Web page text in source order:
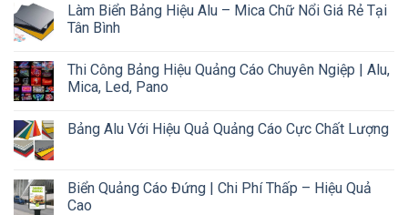
Làm Biển Bảng Hiệu Alu – Mica Chữ Nổi Giá Rẻ Tại
Tân Bình
Thi Công Bảng Hiệu Quảng Cáo Chuyên Ngiệp | Alu,
Mica, Led, Pano
Bảng Alu Với Hiệu Quả Quảng Cáo Cực Chất Lượng
Biển Quảng Cáo Đứng | Chi Phí Thấp – Hiệu Quả
Cao